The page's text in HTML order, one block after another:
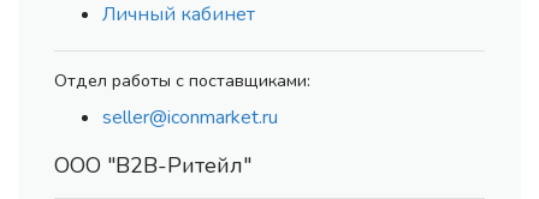
Личный кабинет
Отдел работы с поставщиками:
seller@iconmarket.ru
ООО "В2В-Ритейл"